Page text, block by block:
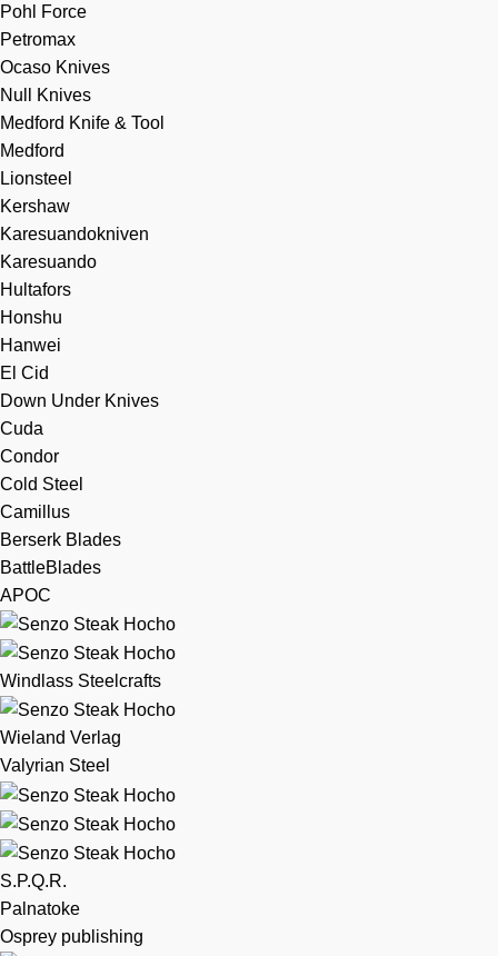
Pohl Force
Petromax
Ocaso Knives
Null Knives
Medford Knife & Tool
Medford
Lionsteel
Kershaw
Karesuandokniven
Karesuando
Hultafors
Honshu
Hanwei
El Cid
Down Under Knives
Cuda
Condor
Cold Steel
Camillus
Berserk Blades
BattleBlades
APOC
Windlass Steelcrafts
Wieland Verlag
Valyrian Steel
S.P.Q.R.
Palnatoke
Osprey publishing